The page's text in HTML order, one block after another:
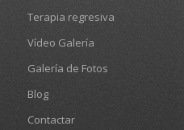
Terapia regresiva
Vídeo Galería
Galería de Fotos
Blog
Contactar